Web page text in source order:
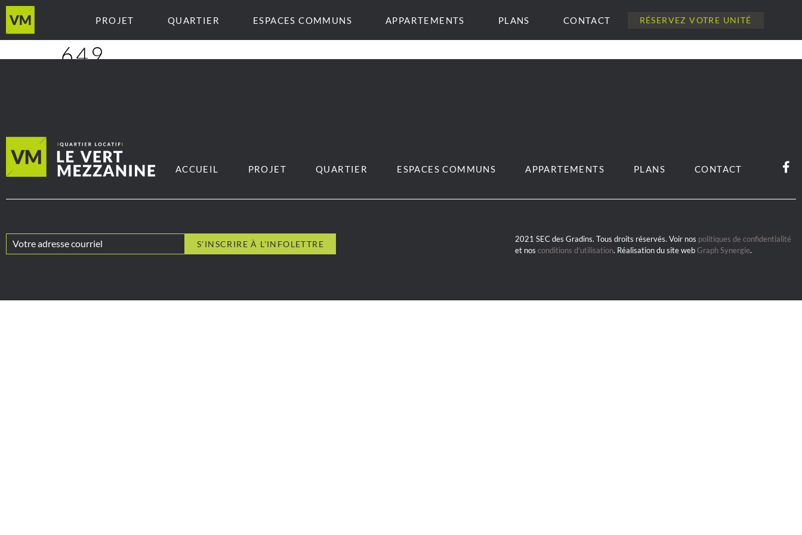
PROJET QUARTIER ESPACES COMMUNS APPARTEMENTS PLANS CONTACT RÉSERVEZ VOTRE UNITÉ
649
ACCUEIL PROJET QUARTIER ESPACES COMMUNS APPARTEMENTS PLANS CONTACT
2021 SEC des Gradins. Tous droits réservés. Voir nos politiques de confidentialité
et nosconditions d’utilisation. Réalisation du site webGraph Synergie.